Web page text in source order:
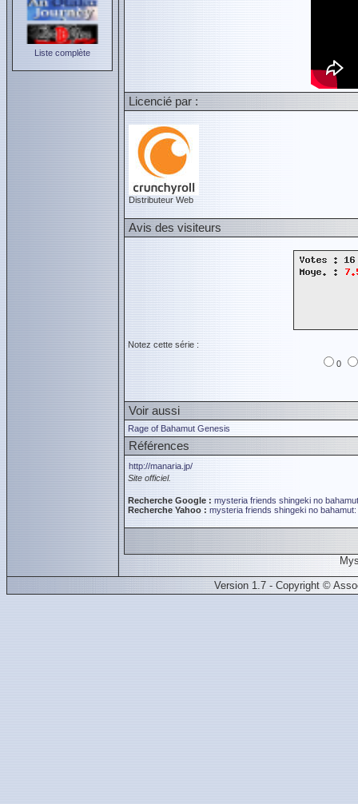
Liste complète
Licencié par :
Distributeur Web
Avis des visiteurs
Notez cette série :
0
Voir aussi
Rage of Bahamut Genesis
Références
http://manaria.jp/
Site officiel.
Recherche Google : mysteria friends shingeki no
Recherche Yahoo : mysteria friends shingeki no
Version 1.7 - Copyright ©